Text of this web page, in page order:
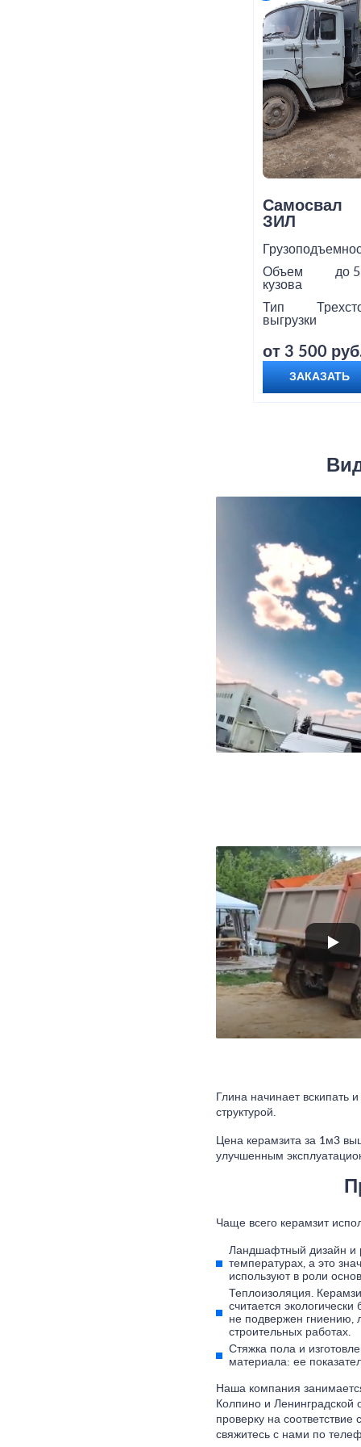
Самосвал
ЗИЛ
Объем
кузова
до
Тип
выгрузки
от 3 500
ЗАКАЗАТЬ
Глина начинает вскипать
структурой.
Цена керамзита за 1м3
улучшенным
Чаще всего керамзит
Ландшафтный дизайн и
температурах, а это
используют в роли
Теплоизоляция.
считается
не подвержен гниению,
строительных работах.
Стяжка пола и
материала: ее
Наша компания
Колпино и Ленинградской
проверку на
свяжитесь с нами по